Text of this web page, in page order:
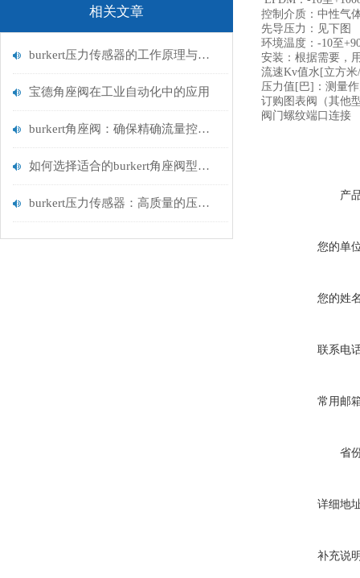
相关文章
burkert压力传感器的工作原理与应用领域
宝德角座阀在工业自动化中的应用
burkert角座阀：确保精确流量控制的关键
如何选择适合的burkert角座阀型号？
burkert压力传感器：高质量的压力测量解决方案
控制介质：中性气
先导压力：见下图
环境温度：-10至
安装：根据需要，
流速Kv值水[立方
压力值[巴]：测量
订购图表阀（其他
阀门螺纹端口连接
产
您的单
您的姓
联系电
常用邮
省
详细地
补充说